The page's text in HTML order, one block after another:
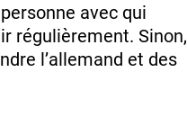
avec qui
régulièrement. Sinon,
l’allemand et des